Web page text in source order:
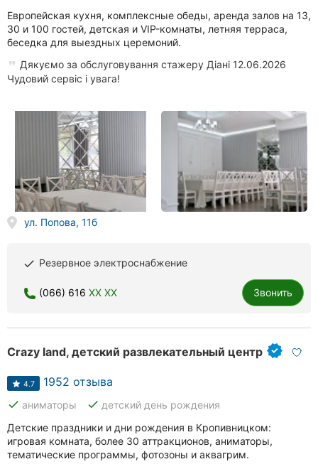
Ужгород
Карпаты
Европейская кухня, комплексные обеды, аренда залов на 13,
30 и 100 гостей, детская и VIP-комнаты, летняя терраса,
беседка для выездных церемоний.
Дякуємо за обслуговування стажеру Діані 12.06.2026
Чудовий сервіс і увага!
ул. Попова, 11б
done Резервное электроснабжение
(066) 616 XX XX Звонить
Crazy land, детский развлекательный центр
4.7 1952 отзыва
done аниматоры done детский день рождения
Детские праздники и дни рождения в Кропивницком:
игровая комната, более 30 аттракционов, аниматоры,
тематические программы, фотозоны и аквагрим.